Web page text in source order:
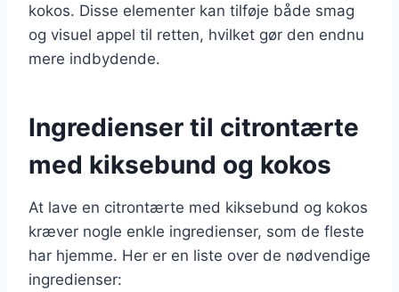
kokos. Disse elementer kan tilføje både smag
og visuel appel til retten, hvilket gør den endnu
mere indbydende.
Ingredienser til citrontærte
med kiksebund og kokos
At lave en citrontærte med kiksebund og kokos
kræver nogle enkle ingredienser, som de fleste
har hjemme. Her er en liste over de nødvendige
ingredienser: